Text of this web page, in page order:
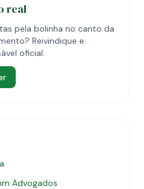
real
pela bolinha no canto da
Reivindique e
oficial.
Advogados